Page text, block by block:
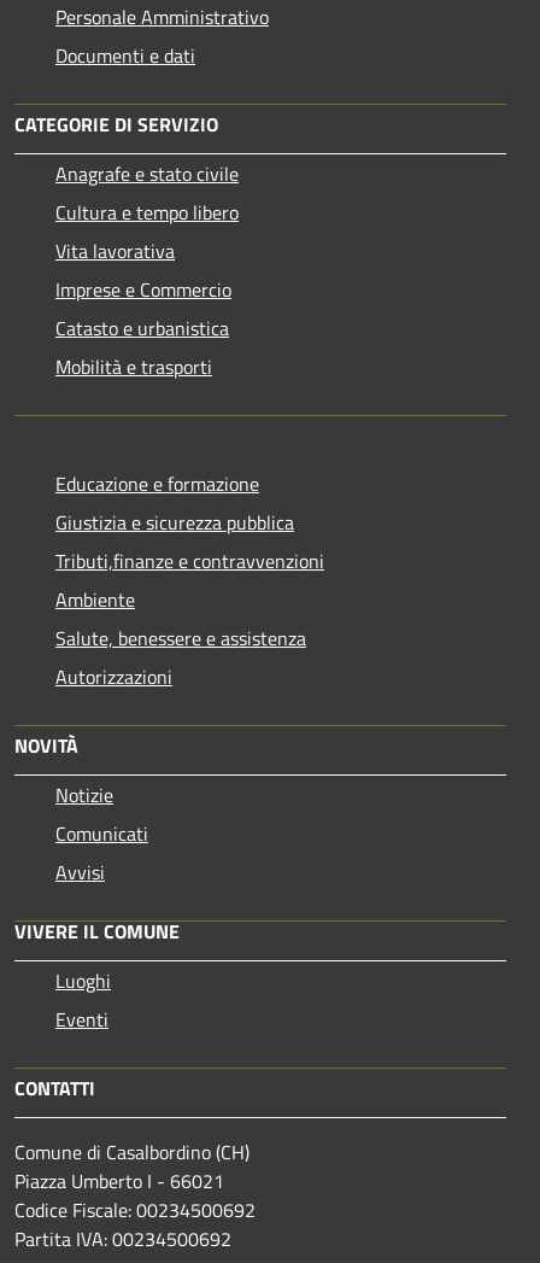
Personale Amministrativo
Documenti e dati
CATEGORIE DI SERVIZIO
Anagrafe e stato civile
Cultura e tempo libero
Vita lavorativa
Imprese e Commercio
Catasto e urbanistica
Mobilità e trasporti
Educazione e formazione
Giustizia e sicurezza pubblica
Tributi,finanze e contravvenzioni
Ambiente
Salute, benessere e assistenza
Autorizzazioni
NOVITÀ
Notizie
Comunicati
Avvisi
VIVERE IL COMUNE
Luoghi
Eventi
CONTATTI
Comune di Casalbordino (CH)
Piazza Umberto I - 66021
Codice Fiscale: 00234500692
Partita IVA: 00234500692